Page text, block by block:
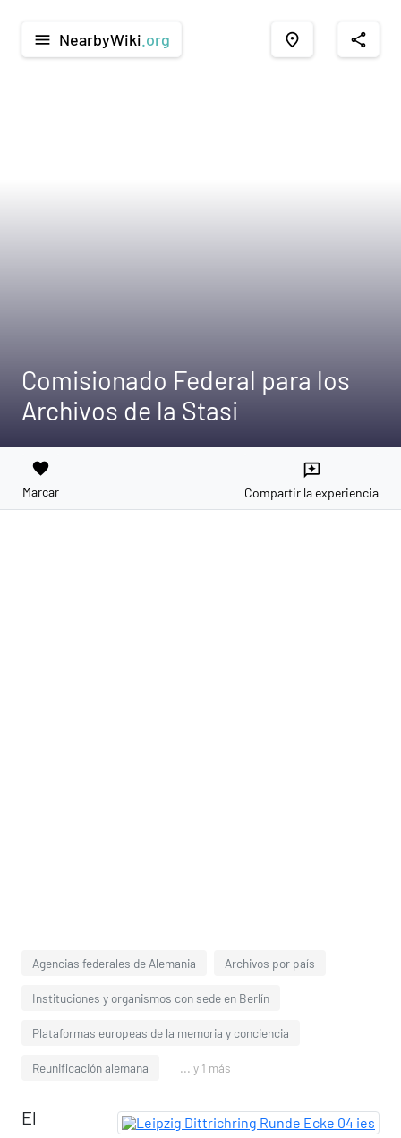
menu NearbyWiki .org place share
Comisionado Federal para los
Archivos de la Stasi
favorite
Marcar
reviews
Compartir la experiencia
Agencias federales de Alemania Archivos por país
Instituciones y organismos con sede en Berlín
Plataformas europeas de la memoria y conciencia
Reunificación alemana ... y 1 más
El